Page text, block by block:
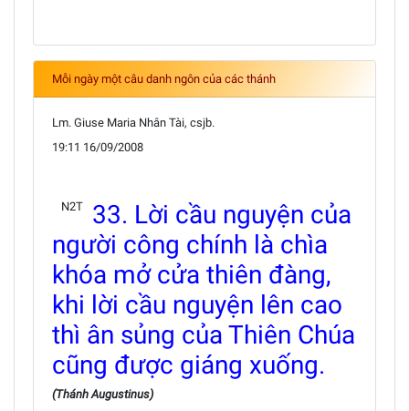
Mỗi ngày một câu danh ngôn của các thánh
Lm. Giuse Maria Nhân Tài, csjb.
19:11 16/09/2008
N2T
33. Lời cầu nguyện của
người công chính là chìa
khóa mở cửa thiên đàng,
khi lời cầu nguyện lên cao
thì ân sủng của Thiên Chúa
cũng được giáng xuống.
(Thánh Augustinus)